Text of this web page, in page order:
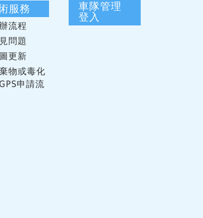
服務
流程
問題
更新
物或毒化
申請流
車隊管理
登入